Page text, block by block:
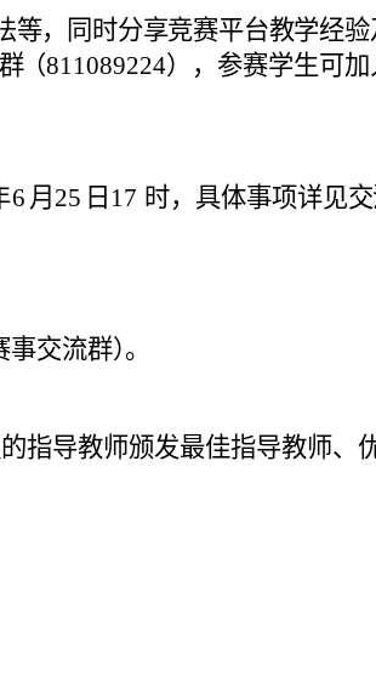
等，同时分享竞赛平台教学经验
群（811089224），参赛学生可
6 月 25 日 17 时，具体事项详见
事交流群）。
指导教师颁发最佳指导教师、